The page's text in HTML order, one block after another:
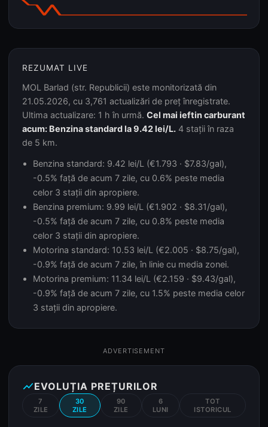
REZUMAT LIVE
MOL Barlad (str. Republicii) este monitorizată din
21.05.2026, cu 3,761 actualizări de preț înregistrate.
Ultima actualizare: 1 h în urmă. Cel mai ieftin carburant
acum: Benzina standard la 9.42 lei/L. 4 stații în raza
de 5 km.
Benzina standard: 9.42 lei/L (€1.793 · $7.83/gal),
-0.5% față de acum 7 zile, cu 0.6% peste media
celor 3 stații din apropiere.
Benzina premium: 9.99 lei/L (€1.902 · $8.31/gal),
-0.5% față de acum 7 zile, cu 0.8% peste media
celor 3 stații din apropiere.
Motorina standard: 10.53 lei/L (€2.005 · $8.75/gal),
-0.9% față de acum 7 zile, în linie cu media zonei.
Motorina premium: 11.34 lei/L (€2.159 · $9.43/gal),
-0.9% față de acum 7 zile, cu 1.5% peste media celor
3 stații din apropiere.
ADVERTISEMENT
show_chartEVOLUȚIA PREȚURILOR
7
ZILE
30
ZILE
90
ZILE
6
LUNI
TOT
ISTORICUL